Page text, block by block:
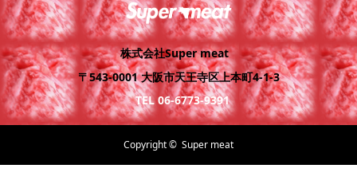
株式会社Super meat
〒543-0001 大阪市天王寺区上本町4-1-3
TEL 06-6773-9391
Copyright © Super meat